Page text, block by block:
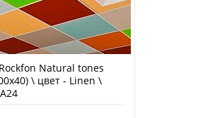
Natural tones
\ цвет - Linen \